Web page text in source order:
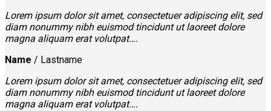
Lorem ipsum dolor sit amet, consectetuer adipiscing elit, sed
diam nonummy nibh euismod tincidunt ut laoreet dolore
magna aliquam erat volutpat….
Name / Lastname
Lorem ipsum dolor sit amet, consectetuer adipiscing elit, sed
diam nonummy nibh euismod tincidunt ut laoreet dolore
magna aliquam erat volutpat….